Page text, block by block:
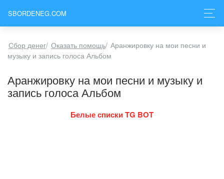
SBORDENEG.COM
Сбор денег/ Оказать помощь/ Аранжировку на мои песни и
музыку и запись голоса Альбом
Аранжировку на мои песни и музыку и
запись голоса Альбом
Белые списки TG BOT